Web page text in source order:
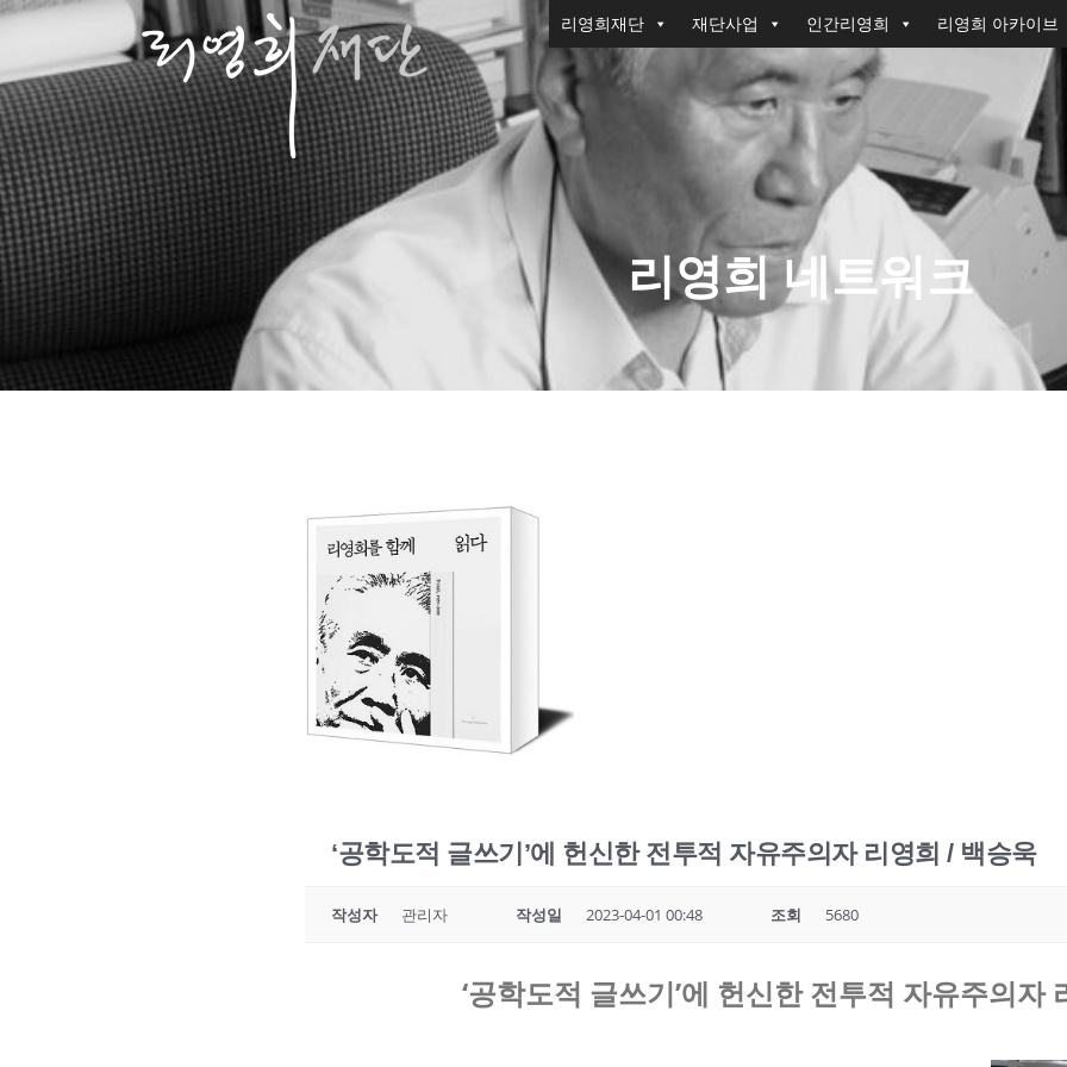
콘
로
바
로
가
기
리영희재단 재단사업 인간리영희 리영희 아카이브
리영희 네트워크
‘공학도적 글쓰기’에 헌신한 전투적 자유주의자 리영희 / 백승욱
작성자 관리자 작성일 2023-04-01 00:48 조회 5680
‘공학도적 글쓰기’에 헌신한 전투적 자유주의자